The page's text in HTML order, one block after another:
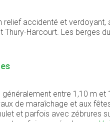
accidenté et
Thury-Harcourt. Les berges
généralement entre 1,10 m
de maraîchage et aux
et parfois avec zébrures